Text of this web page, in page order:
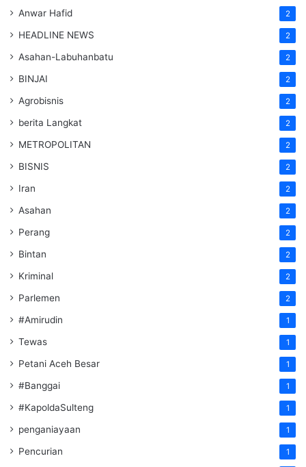
Anwar Hafid 2
HEADLINE NEWS 2
Asahan-Labuhanbatu 2
BINJAI 2
Agrobisnis 2
berita Langkat 2
METROPOLITAN 2
BISNIS 2
Iran 2
Asahan 2
Perang 2
Bintan 2
Kriminal 2
Parlemen 2
#Amirudin 1
Tewas 1
Petani Aceh Besar 1
#Banggai 1
#KapoldaSulteng 1
penganiayaan 1
Pencurian 1